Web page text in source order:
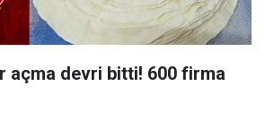
açma devri bitti! 600 firma